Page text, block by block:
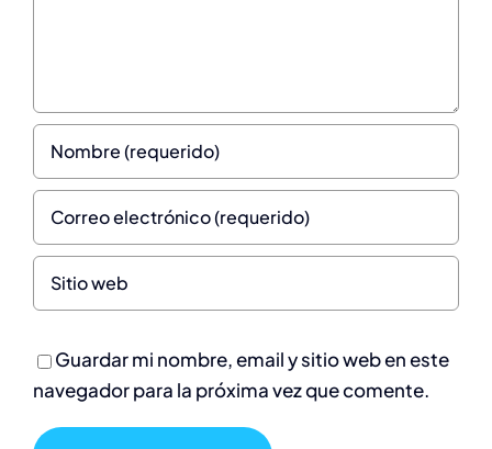
Guardar mi nombre, email y sitio web en este
navegador para la próxima vez que comente.